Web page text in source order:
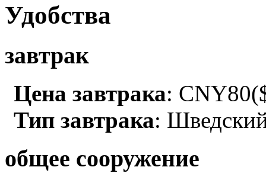
Удобства
завтрак
Цена завтрака:
Тип завтрака:
общее сооружение